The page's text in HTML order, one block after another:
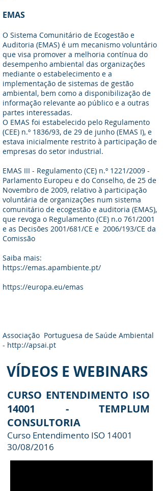
EMAS
O Sistema Comunitário de Ecogestão e
Auditoria (EMAS) é um mecanismo voluntário
que visa promover a melhoria contínua do
desempenho ambiental das organizações
mediante o estabelecimento e a
implementação de sistemas de gestão
ambiental, bem como a disponibilização de
informação relevante ao público e a outras
partes interessadas.
O EMAS foi estabelecido pelo Regulamento
(CEE) n.º 1836/93, de 29 de junho (EMAS I), e
estava inicialmente restrito à participação de
empresas do setor industrial.
EMAS III - Regulamento (CE) n.º 1221/2009 -
Parlamento Europeu e do Conselho, de 25 de
Novembro de 2009, relativo à participação
voluntária de organizações num sistema
comunitário de ecogestão e auditoria (EMAS),
que revoga o Regulamento (CE) n.o 761/2001
e as Decisões 2001/681/CE e 2006/193/CE da
Comissão
Saiba mais:
https://emas.apambiente.pt/
https://europa.eu/emas
Associação Portuguesa de Saúde Ambiental
- http://apsai.pt
VÍDEOS E WEBINARS
CURSO ENTENDIMENTO ISO
14001 - TEMPLUM
CONSULTORIA
Curso Entendimento ISO 14001
30/08/2016